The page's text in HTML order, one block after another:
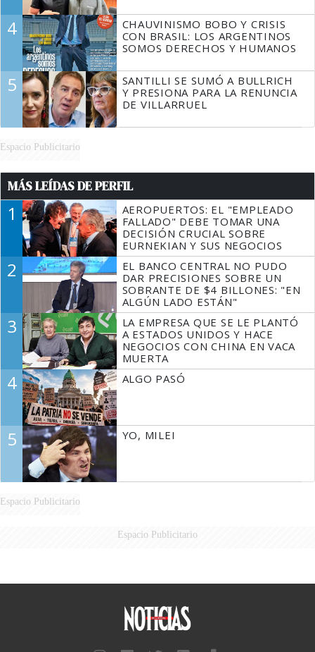
4
CHAUVINISMO BOBO Y CRISIS
CON BRASIL: LOS ARGENTINOS
SOMOS DERECHOS Y HUMANOS
5
SANTILLI SE SUMÓ A BULLRICH
Y PRESIONA PARA LA RENUNCIA
DE VILLARRUEL
Espacio Publicitario
MÁS LEÍDAS DE PERFIL
1
AEROPUERTOS: EL "EMPLEADO
FALLADO" DEBE TOMAR UNA
DECISIÓN CRUCIAL SOBRE
EURNEKIAN Y SUS NEGOCIOS
2
EL BANCO CENTRAL NO PUDO
DAR PRECISIONES SOBRE UN
SOBRANTE DE $4 BILLONES: "EN
ALGÚN LADO ESTÁN"
3
LA EMPRESA QUE SE LE PLANTÓ
A ESTADOS UNIDOS Y HACE
NEGOCIOS CON CHINA EN VACA
MUERTA
4 ALGO PASÓ
5 YO, MILEI
Espacio Publicitario
Espacio Publicitario